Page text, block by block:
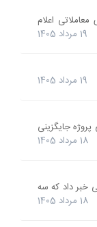
سوی بنگاه‌های معاملاتی اعلام
19 مرداد 1405
19 مرداد 1405
جایگزینی
18 مرداد 1405
خبر داد که سه
18 مرداد 1405